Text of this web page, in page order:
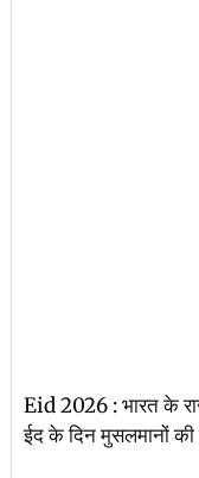
Eid 2026 : भारत के
ईद के दिन मुसलमानों